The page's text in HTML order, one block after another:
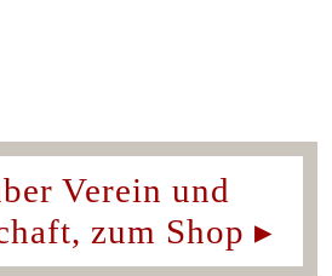
Verein und
zum Shop ▸